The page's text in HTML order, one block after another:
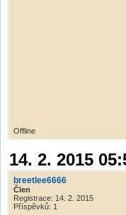
Offline
14. 2. 2015
breetlee6666
Člen
Registrace: 14. 2. 2015
Příspěvků: 1